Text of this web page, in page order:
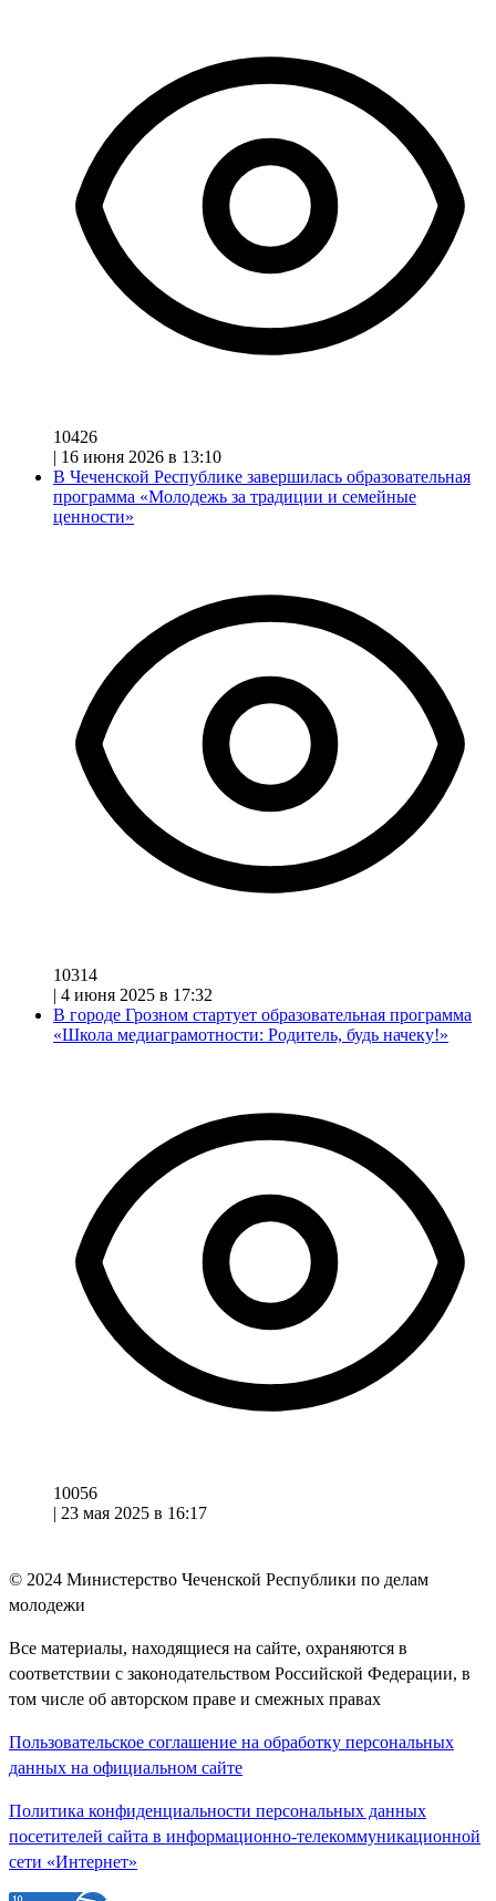
10426
| 16 июня 2026 в 13:10
В Чеченской Республике завершилась образовательная
программа «Молодежь за традиции и семейные
ценности»
10314
| 4 июня 2025 в 17:32
В городе Грозном стартует образовательная программа
«Школа медиаграмотности: Родитель, будь начеку!»
10056
| 23 мая 2025 в 16:17
© 2024 Министерство Чеченской Республики по делам
молодежи
Все материалы, находящиеся на сайте, охраняются в
соответствии с законодательством Российской Федерации, в
том числе об авторском праве и смежных правах
Пользовательское соглашение на обработку персональных
данных на официальном сайте
Политика конфиденциальности персональных данных
посетителей сайта в информационно-телекоммуникационной
сети «Интернет»